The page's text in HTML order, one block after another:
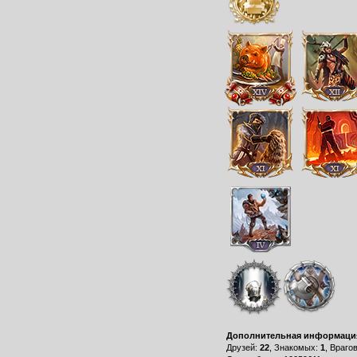
Дополнительная
Друзей: 22, Знакомых: 1 ,